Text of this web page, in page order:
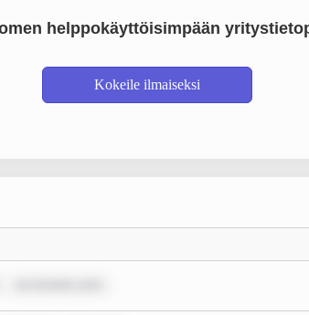
helppokäyttöisimpään
Kokeile ilmaiseksi